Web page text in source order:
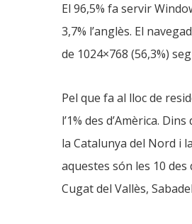
El 96,5% fa servir
3,7% l’anglès. El
de 1024×768 (56,3%)
Pel que fa al lloc de
l’1% des d’Amèrica.
la Catalunya del Nord i
aquestes són les 10
Cugat del Vallès,